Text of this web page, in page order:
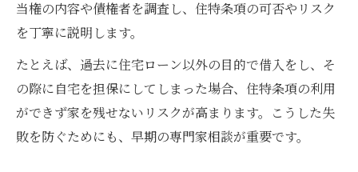
当権の内容や債権者を調査し、住特条項の可否やリスク
を丁寧に説明します。
たとえば、過去に住宅ローン以外の目的で借入をし、そ
の際に自宅を担保にしてしまった場合、住特条項の利用
ができず家を残せないリスクが高まります。こうした失
敗を防ぐためにも、早期の専門家相談が重要です。